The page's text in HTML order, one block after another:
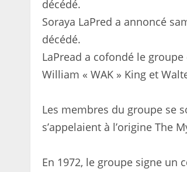
Soraya LaPred a annoncé
décédé.
LaPread a cofondé le
William « WAK » King et
Les membres du groupe se
s’appelaient à l’origine The
En 1972, le groupe signe un